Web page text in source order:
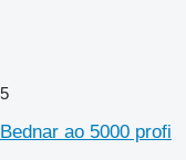
5
Bednar ao 5000 profi